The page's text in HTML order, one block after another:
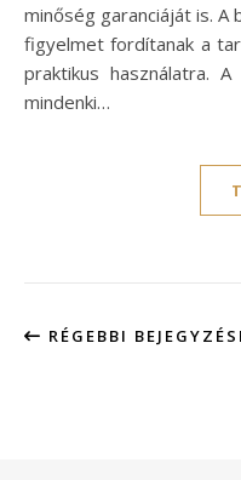
minőség garanciáját is. A
figyelmet fordítanak a
praktikus használatra.
mindenki…
RÉGEBBI